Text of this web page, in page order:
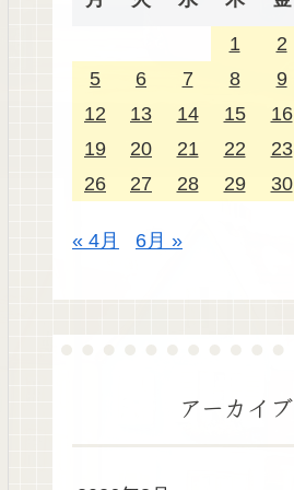
1 2
5
6 7 8 9
12
13 14 15 16
19
20 21 22 23
26
27 28 29 30
« 4月 6月 »
アーカイブ